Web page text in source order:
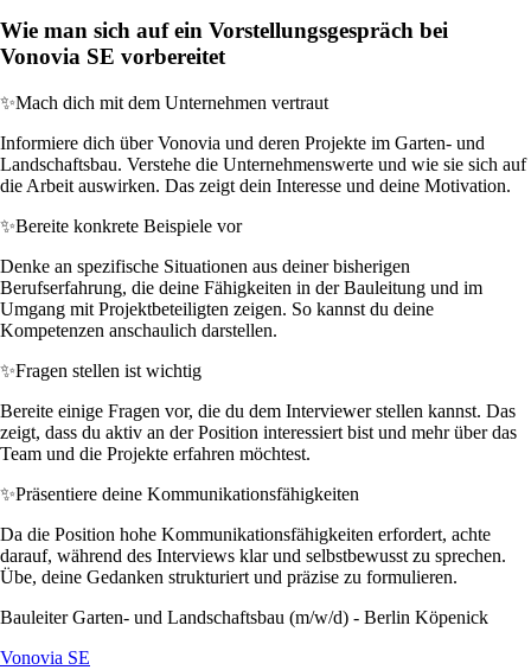
Wie man sich auf ein Vorstellungsgespräch bei
Vonovia SE vorbereitet
✨Mach dich mit dem Unternehmen vertraut
Informiere dich über Vonovia und deren Projekte im Garten- und
Landschaftsbau. Verstehe die Unternehmenswerte und wie sie sich auf
die Arbeit auswirken. Das zeigt dein Interesse und deine Motivation.
✨Bereite konkrete Beispiele vor
Denke an spezifische Situationen aus deiner bisherigen
Berufserfahrung, die deine Fähigkeiten in der Bauleitung und im
Umgang mit Projektbeteiligten zeigen. So kannst du deine
Kompetenzen anschaulich darstellen.
✨Fragen stellen ist wichtig
Bereite einige Fragen vor, die du dem Interviewer stellen kannst. Das
zeigt, dass du aktiv an der Position interessiert bist und mehr über das
Team und die Projekte erfahren möchtest.
✨Präsentiere deine Kommunikationsfähigkeiten
Da die Position hohe Kommunikationsfähigkeiten erfordert, achte
darauf, während des Interviews klar und selbstbewusst zu sprechen.
Übe, deine Gedanken strukturiert und präzise zu formulieren.
Bauleiter Garten- und Landschaftsbau (m/w/d) - Berlin Köpenick
Vonovia SE